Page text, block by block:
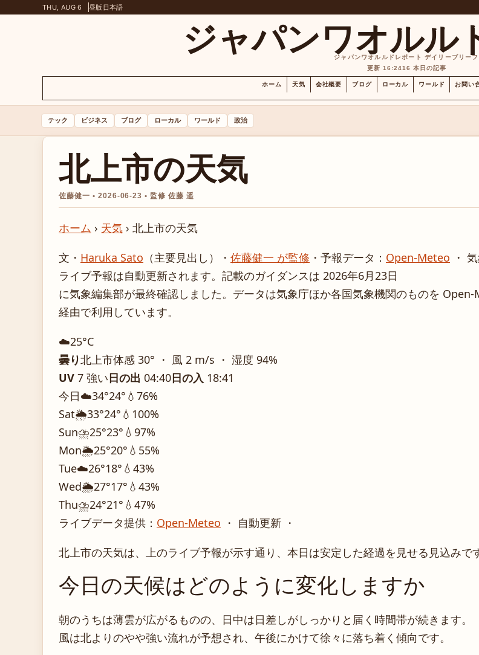
THU, AUG 6 昼版 日本語
ジャパンワオルル
ジャパンワオルルドレポート デイリーブリーフ
更新 16:2416 本日の記事
ホーム 天気 会社概要 ブログ ローカル ワールド お問い
テック ビジネス ブログ ローカル ワールド 政治
北上市の天気
佐藤健一 • 2026-06-23 • 監修 佐藤 遥
ホーム › 天気 › 北上市の天気
文・ Haruka Sato （主要見出し） ・ 佐藤健一 が監修 ・ 予報データ： Open-Meteo ・
ライブ予報は自動更新されます。記載のガイダンスは 2026年6月23日
に気象編集部が最終確認しました。データは気象庁ほか各国気象機関のものを Open-
経由で利用しています。
☁️25°C
曇り北上市体感 30° ・ 風 2 m/s ・ 湿度 94%
UV 7 強い日の出 04:40日の入 18:41
今日☁️34°24° 💧76%
Sat🌦️33°24° 💧100%
Sun⛈️25°23° 💧97%
Mon🌦️25°20° 💧55%
Tue☁️26°18° 💧43%
Wed🌦️27°17° 💧43%
Thu⛈️24°21° 💧47%
ライブデータ提供： Open-Meteo ・ 自動更新 ・
北上市の天気は、上のライブ予報が示す通り、本日は安定した経過を見せる見込みです
今日の天候はどのように変化しますか
朝のうちは薄雲が広がるものの、日中は日差しがしっかりと届く時間帯が続きます。
風は北よりのやや強い流れが予想され、午後にかけて徐々に落ち着く傾向です。